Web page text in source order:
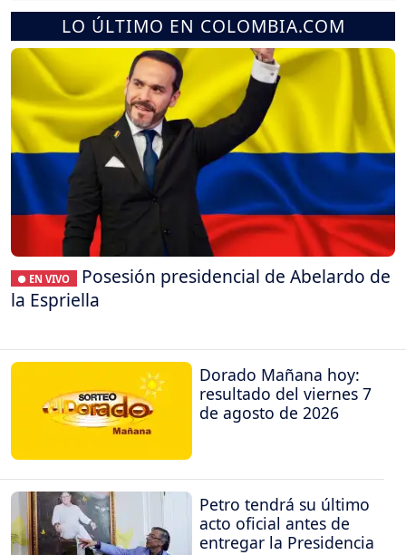
LO ÚLTIMO EN COLOMBIA.COM
● EN VIVO
Posesión presidencial de Abelardo de
la Espriella
Dorado Mañana hoy:
resultado del viernes 7
de agosto de 2026
Petro tendrá su último
acto oficial antes de
entregar la Presidencia